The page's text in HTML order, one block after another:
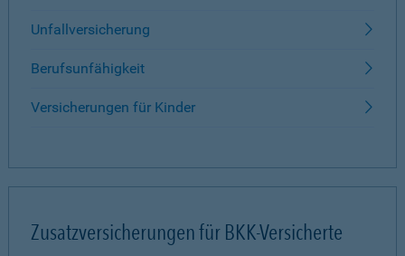
Unfallversicherung
Berufsunfähigkeit
Versicherungen für Kinder
Zusatzversicherungen für BKK-Versicherte